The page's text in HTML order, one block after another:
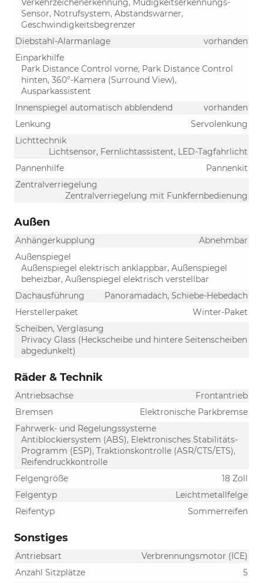
Verkehrzeichenerkennung, Müdigkeitserkennungs-
Sensor, Notrufsystem, Abstandswarner,
Geschwindigkeitsbegrenzer
Diebstahl-Alarmanlage
vorhanden
Einparkhilfe
Park Distance Control vorne, Park Distance Control
hinten, 360°-Kamera (Surround View),
Ausparkassistent
Innenspiegel automatisch abblendend
vorhanden
Lenkung
Servolenkung
Lichttechnik
Lichtsensor, Fernlichtassistent, LED-Tagfahrlicht
Pannenhilfe
Pannenkit
Zentralverriegelung
Zentralverriegelung mit Funkfernbedienung
Außen
Anhängerkupplung
Abnehmbar
Außenspiegel
Außenspiegel elektrisch anklappbar, Außenspiegel
beheizbar, Außenspiegel elektrisch verstellbar
Dachausführung
Panoramadach, Schiebe-Hebedach
Herstellerpaket
Winter-Paket
Scheiben, Verglasung
Privacy Glass (Heckscheibe und hintere Seitenscheiben
abgedunkelt)
Räder & Technik
Antriebsachse
Frontantrieb
Bremsen
Elektronische Parkbremse
Fahrwerk- und Regelungssysteme
Antiblockiersystem (ABS), Elektronisches Stabilitäts-
Programm (ESP), Traktionskontrolle (ASR/CTS/ETS),
Reifendruckkontrolle
Felgengröße
18 Zoll
Felgentyp
Leichtmetallfelge
Reifentyp
Sommerreifen
Sonstiges
Antriebsart
Verbrennungsmotor (ICE)
Anzahl Sitzplätze
5